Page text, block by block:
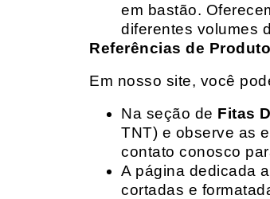
em bastão.
diferentes volumes
Referências de
Em nosso site, você
Na seção de Fitas
TNT) e observe as
contato conosco
A página dedicada a
cortadas e